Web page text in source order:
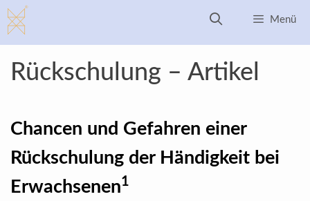
Zum
Inhalt
springen
Menü
Rückschulung – Artikel
Chancen und Gefahren einer
Rückschulung der Händigkeit bei
Erwachsenen1